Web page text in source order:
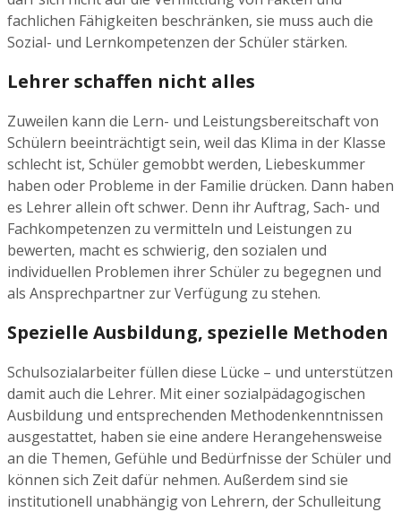
fachlichen Fähigkeiten beschränken, sie muss auch die
Sozial- und Lernkompetenzen der Schüler stärken.
Lehrer schaffen nicht alles
Zuweilen kann die Lern- und Leistungsbereitschaft von
Schülern beeinträchtigt sein, weil das Klima in der Klasse
schlecht ist, Schüler gemobbt werden, Liebeskummer
haben oder Probleme in der Familie drücken. Dann haben
es Lehrer allein oft schwer. Denn ihr Auftrag, Sach- und
Fachkompetenzen zu vermitteln und Leistungen zu
bewerten, macht es schwierig, den sozialen und
individuellen Problemen ihrer Schüler zu begegnen und
als Ansprechpartner zur Verfügung zu stehen.
Spezielle Ausbildung, spezielle Methoden
Schulsozialarbeiter füllen diese Lücke – und unterstützen
damit auch die Lehrer. Mit einer sozialpädagogischen
Ausbildung und entsprechenden Methodenkenntnissen
ausgestattet, haben sie eine andere Herangehensweise
an die Themen, Gefühle und Bedürfnisse der Schüler und
können sich Zeit dafür nehmen. Außerdem sind sie
institutionell unabhängig von Lehrern, der Schulleitung